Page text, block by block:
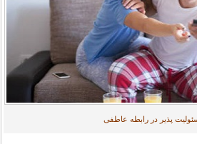
پذیر در رابطه عاطفی